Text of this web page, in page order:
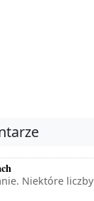
Niektóre liczby